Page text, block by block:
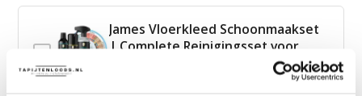
James Vloerkleed Schoonmaakset
| Complete Reinigingsset voor